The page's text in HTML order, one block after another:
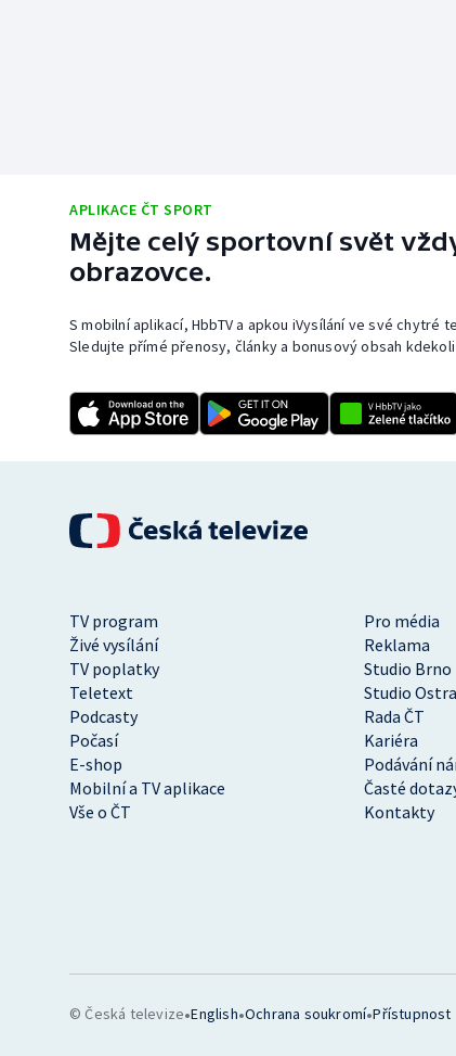
APLIKACE ČT SPORT
Mějte celý sportovní svět
obrazovce.
S mobilní aplikací, HbbTV a apkou iVysílání ve své chytré
Sledujte přímé přenosy, články a bonusový obsah
TV program
Pro média
Živé vysílání
Reklama
TV poplatky
Studio Brno
Teletext
Studio
Podcasty
Rada ČT
Počasí
Kariéra
E-shop
Podávání
Mobilní a TV aplikace
Časté
Vše o ČT
Kontakty
© Česká televize•English•Ochrana soukromí•Přístupnost